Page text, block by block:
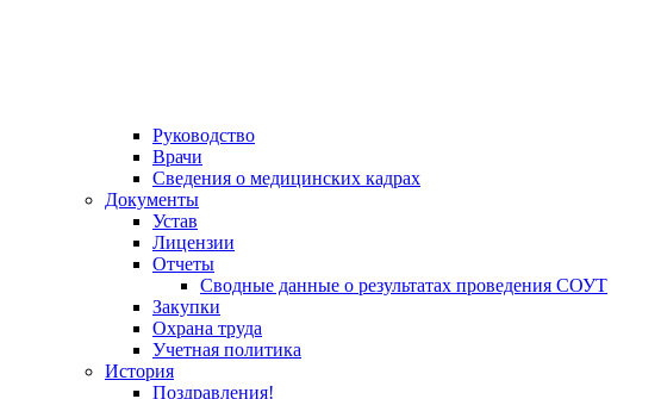
Руководство
Врачи
Сведения о медицинских кадрах
Документы
Устав
Лицензии
Отчеты
Сводные данные о результатах проведения СОУТ
Закупки
Охрана труда
Учетная политика
История
Поздравления!